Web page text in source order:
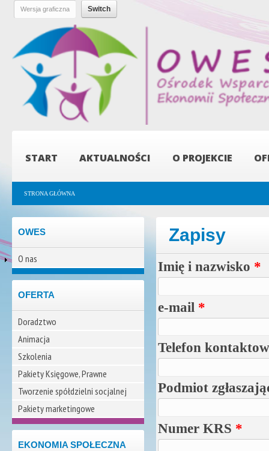
OWES -
Ośrodek
Wsparcia
Ekonomii
Społecznej
START AKTUALNOŚCI O PROJEKCIE
Jesteś tutaj
STRONA GŁÓWNA
OWES
O nas
OFERTA
Doradztwo
Animacja
Szkolenia
Pakiety Księgowe, Prawne
Tworzenie spółdzielni socjalnej
Pakiety marketingowe
EKONOMIA SPOŁECZNA
Zapisy
Imię i nazwisko *
e-mail *
Telefon
Podmiot
Numer KRS *